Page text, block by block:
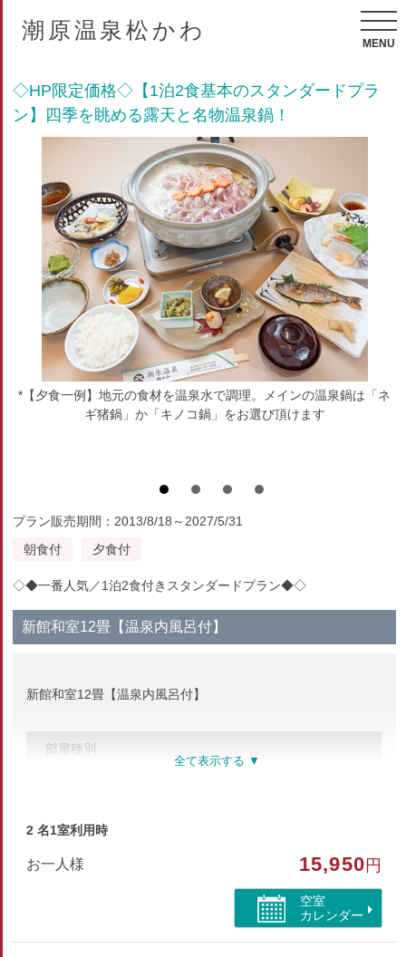
潮原温泉松かわ
MENU
◇HP限定価格◇【1泊2食基本のスタンダードプラ
ン】四季を眺める露天と名物温泉鍋！
*【夕食一例】地元の食材を温泉水で調理。メインの温泉鍋は「ネ
ギ猪鍋」か「キノコ鍋」をお選び頂けます
プラン販売期間：2013/8/18～2027/5/31
朝食付
夕食付
◇◆一番人気／1泊2食付きスタンダードプラン◆◇
新館和室12畳【温泉内風呂付】
新館和室12畳【温泉内風呂付】
部屋種別
2 名1室利用時
お一人様 15,950 円
空室
カレンダー